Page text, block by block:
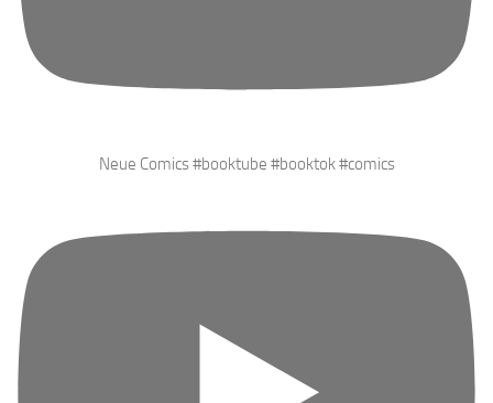
Neue Comics #booktube #booktok #comics